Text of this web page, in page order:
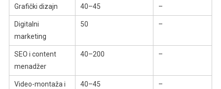
Grafički dizajn 40–45 –
Digitalni
marketing
50 –
SEO i content
menadžer
40–200 –
Video-montaža i
40–45 –